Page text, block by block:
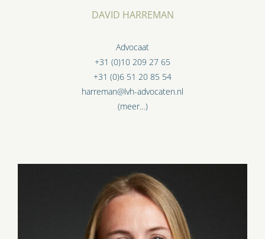
DAVID HARREMAN
Advocaat
+31 (0)10 209 27 65
+31 (0)6 51 20 85 54
harreman@lvh-advocaten.nl
(meer…)